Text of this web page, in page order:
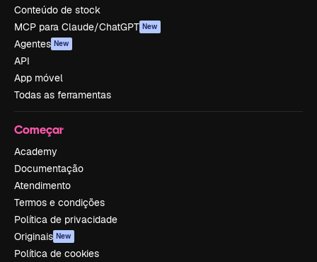
Conteúdo de stock
MCP para Claude/ChatGPT New
Agentes New
API
App móvel
Todas as ferramentas
Começar
Academy
Documentação
Atendimento
Termos e condições
Política de privacidade
Originais New
Política de cookies